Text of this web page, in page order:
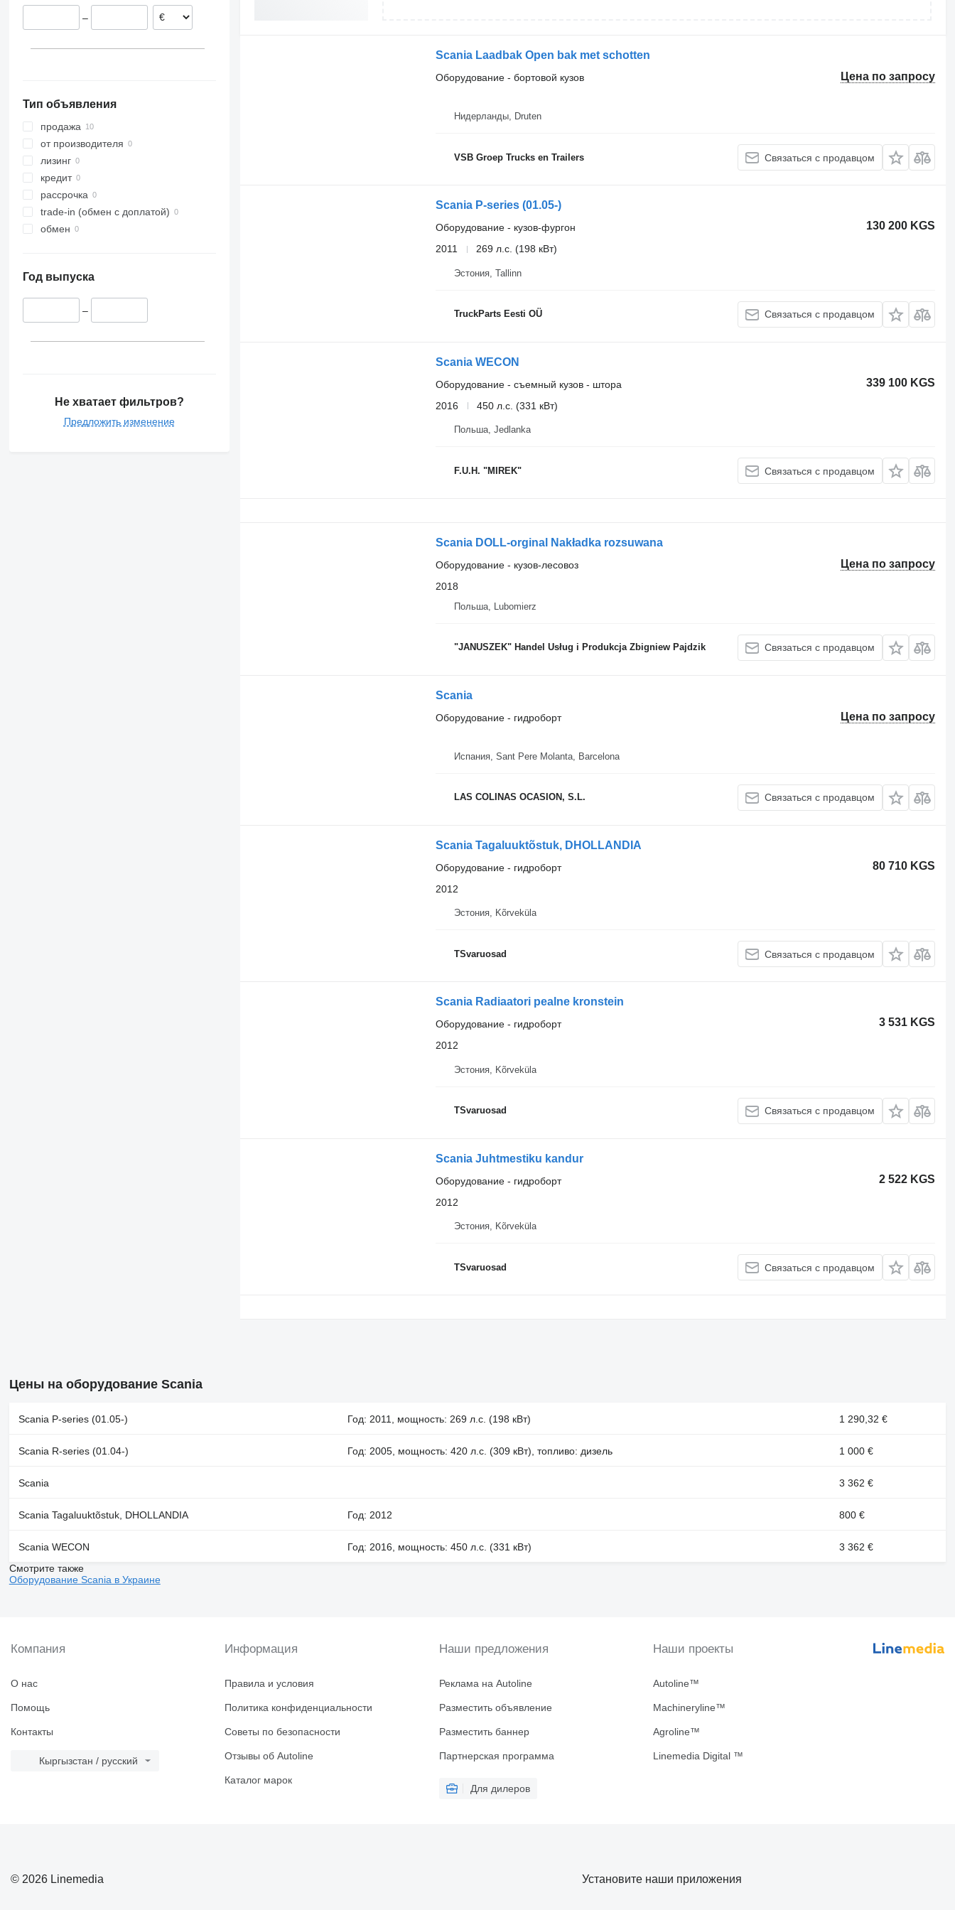
Испания
–
Тип объявления
продажа
от производителя
лизинг
кредит
рассрочка
trade-in (обмен с доплатой)
обмен
Год выпуска
–
Не хватает фильтров?
Предложить изменение
Scania Laadbak Open bak met schotten
Цена по запросу
Оборудование - бортовой кузов
Нидерланды, Druten
VSB Groep Trucks en Trailers Связаться с продавцом
Scania P-series (01.05-)
130 200 KGS
Оборудование - кузов-фургон
2011
269 л.с. (198 кВт)
Эстония, Tallinn
TruckParts Eesti OÜ Связаться с продавцом
Scania WECON
339 100 KGS
Оборудование - съемный кузов - штора
2016
450 л.с. (331 кВт)
Польша, Jedlanka
F.U.H. "MIREK" Связаться с продавцом
Scania DOLL-orginal Nakładka rozsuwana
Цена по запросу
Оборудование - кузов-лесовоз
2018
Польша, Lubomierz
"JANUSZEK" Handel Usług i Produkcja Zbigniew Pajdzik Связаться с продавцом
Scania
Цена по запросу
Оборудование - гидроборт
Испания, Sant Pere Molanta, Barcelona
LAS COLINAS OCASION, S.L. Связаться с продавцом
Scania Tagaluuktõstuk, DHOLLANDIA
80 710 KGS
Оборудование - гидроборт
2012
Эстония, Kõrveküla
TSvaruosad Связаться с продавцом
Scania Radiaatori pealne kronstein
3 531 KGS
Оборудование - гидроборт
2012
Эстония, Kõrveküla
TSvaruosad Связаться с продавцом
Scania Juhtmestiku kandur
2 522 KGS
Оборудование - гидроборт
2012
Эстония, Kõrveküla
TSvaruosad Связаться с продавцом
Цены на оборудование Scania
Scania P-series (01.05-) Год: 2011, мощность: 269 л.с. (198 кВт) 1 290,32 €
Scania R-series (01.04-) Год: 2005, мощность: 420 л.с. (309 кВт), топливо: дизель 1 000 €
Scania 3 362 €
Scania Tagaluuktõstuk, DHOLLANDIA Год: 2012 800 €
Scania WECON Год: 2016, мощность: 450 л.с. (331 кВт)
3 362 €
Смотрите также
Оборудование Scania в Украине
Компания
О нас
Помощь
Контакты
Кыргызстан / русский
Информация
Правила и условия
Политика конфиденциальности
Советы по безопасности
Отзывы об Autoline
Каталог марок
Наши предложения
Реклама на Autoline
Разместить объявление
Разместить баннер
Партнерская программа
Для дилеров
Наши проекты
Autoline™
Machineryline™
Agroline™
Linemedia Digital ™
© 2026 Linemedia Установите наши приложения